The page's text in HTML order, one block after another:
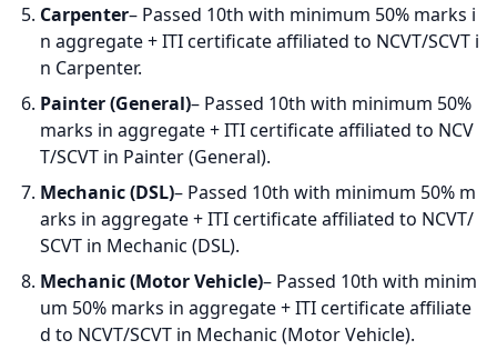
Carpenter– Passed 10th with minimum 50% marks i
n aggregate + ITI certificate affiliated to NCVT/SCVT i
n Carpenter.
Painter (General)– Passed 10th with minimum 50%
marks in aggregate + ITI certificate affiliated to NCV
T/SCVT in Painter (General).
Mechanic (DSL)– Passed 10th with minimum 50% m
arks in aggregate + ITI certificate affiliated to NCVT/
SCVT in Mechanic (DSL).
Mechanic (Motor Vehicle)– Passed 10th with minim
um 50% marks in aggregate + ITI certificate affiliate
d to NCVT/SCVT in Mechanic (Motor Vehicle).